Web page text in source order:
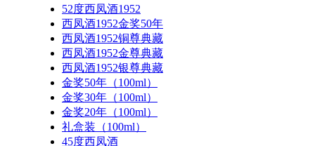
52度西凤酒1952
西凤酒1952金奖50年
西凤酒1952铜尊典藏
西凤酒1952金尊典藏
西凤酒1952银尊典藏
金奖50年（100ml）
金奖30年（100ml）
金奖20年（100ml）
礼盒装（100ml）
45度西凤酒